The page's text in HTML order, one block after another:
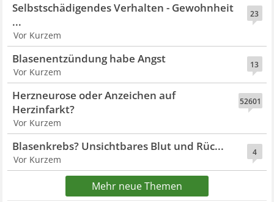
23
Selbstschädigendes Verhalten - Gewohnheit
...
Vor Kurzem
13
Blasenentzündung habe Angst
Vor Kurzem
52601
Herzneurose oder Anzeichen auf
Herzinfarkt?
Vor Kurzem
4
Blasenkrebs? Unsichtbares Blut und Rüc...
Vor Kurzem
Mehr neue Themen